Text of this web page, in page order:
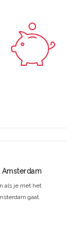
Amsterdam
als je met het
gaat.